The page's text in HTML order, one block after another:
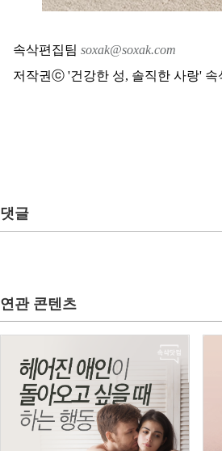
속삭편집팀 soxak@soxak.com
저작권ⓒ '건강한 성, 솔직한 사랑' 속
댓글
연관 콘텐츠